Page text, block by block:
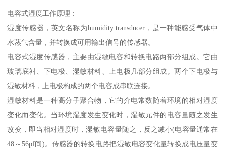
电容式湿度工作原理：
湿度传感器，英文名称为humidity transducer，是一种能感受气体中
水蒸气含量，并转换成可用输出信号的传感器。
电容式湿度传感器，主要由湿敏电容和转换电路两部分组成。它由
玻璃底衬、下电极、湿敏材料、上电极几部分组成。两个下电极与
湿敏材料，上电极构成的两个电容成串联连接。
湿敏材料是一种高分子聚合物，它的介电常数随着环境的相对湿度
变化而变化。当环境湿度发生变化时，湿敏元件的电容量随之发生
改变，即当相对湿度时，湿敏电容量随之，反之减小(电容量通常在
48～56pf间)。传感器的转换电路把湿敏电容变化量转换成电压量变